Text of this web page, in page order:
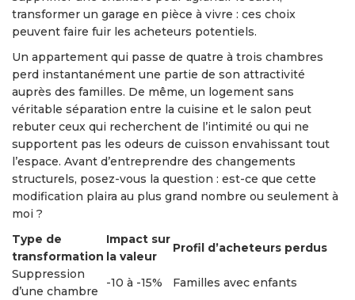
transformer un garage en pièce à vivre : ces choix
peuvent faire fuir les acheteurs potentiels.
Un appartement qui passe de quatre à trois chambres
perd instantanément une partie de son attractivité
auprès des familles. De même, un logement sans
véritable séparation entre la cuisine et le salon peut
rebuter ceux qui recherchent de l’intimité ou qui ne
supportent pas les odeurs de cuisson envahissant tout
l’espace. Avant d’entreprendre des changements
structurels, posez-vous la question : est-ce que cette
modification plaira au plus grand nombre ou seulement à
moi ?
Type de
transformation
Impact sur
la valeur
Profil d’acheteurs perdus
Suppression
d’une chambre
-10 à -15%
Familles avec enfants